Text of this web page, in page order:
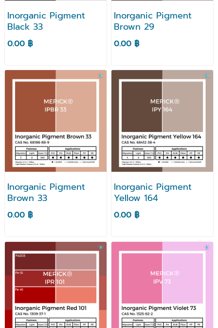
Inorganic Pigment
Black 33
0.00 ฿
Inorganic Pigment
Brown 29
0.00 ฿
Inorganic Pigment
Brown 33
0.00 ฿
Inorganic Pigment
Yellow 164
0.00 ฿